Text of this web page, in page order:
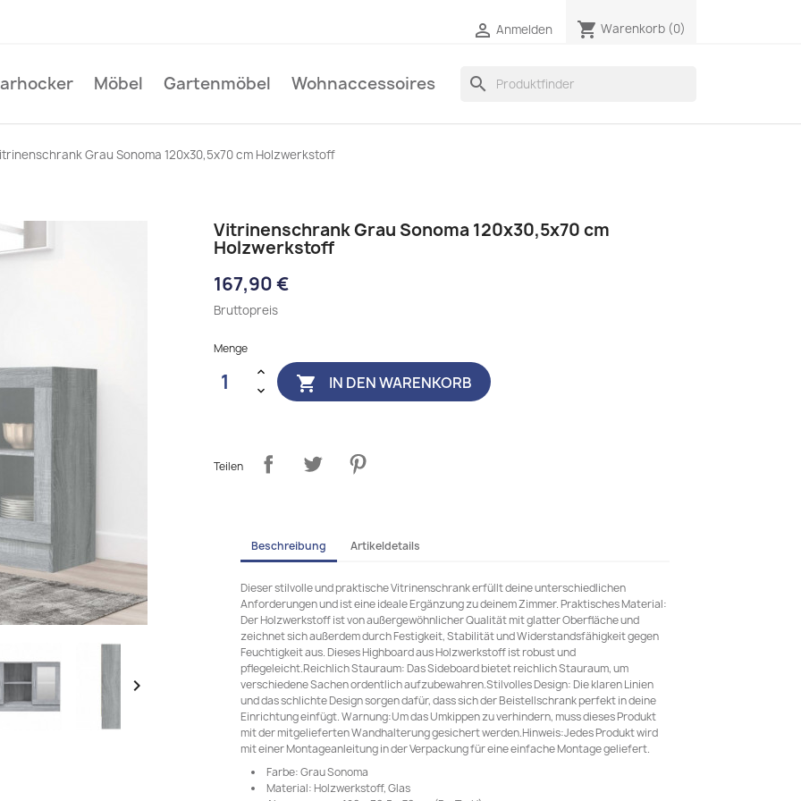
 Anmelden shopping_cart Warenkorb (0)
Möbel Gartenmöbel Wohnaccessoires search
Grau Sonoma 120x30,5x70 cm Holzwerkstoff

Vitrinenschrank Grau Sonoma 120x30,5x70 cm
Holzwerkstoff
167,90 €
Bruttopreis
Menge
 IN DEN WARENKORB
Teilen
Beschreibung Artikeldetails
Dieser stilvolle und praktische Vitrinenschrank erfüllt deine unterschiedlichen
Anforderungen und ist eine ideale Ergänzung zu deinem Zimmer. Praktisches Material:
Der Holzwerkstoff ist von außergewöhnlicher Qualität mit glatter Oberfläche und
zeichnet sich außerdem durch Festigkeit, Stabilität und Widerstandsfähigkeit gegen
Feuchtigkeit aus. Dieses Highboard aus Holzwerkstoff ist robust und
pflegeleicht.Reichlich Stauraum: Das Sideboard bietet reichlich Stauraum, um
verschiedene Sachen ordentlich aufzubewahren.Stilvolles Design: Die klaren Linien
und das schlichte Design sorgen dafür, dass sich der Beistellschrank perfekt in deine
Einrichtung einfügt. Warnung:Um das Umkippen zu verhindern, muss dieses Produkt
mit der mitgelieferten Wandhalterung gesichert werden.Hinweis:Jedes Produkt wird
mit einer Montageanleitung in der Verpackung für eine einfache Montage geliefert.
Farbe: Grau Sonoma
Material: Holzwerkstoff, Glas